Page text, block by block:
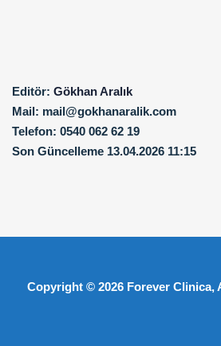
Editör: Gökhan Aralık
Mail: mail@gokhanaralik.com
Telefon: 0540 062 62 19
Son Güncelleme 13.04.2026 11:15
Copyright © 2026 Forever Clinica,